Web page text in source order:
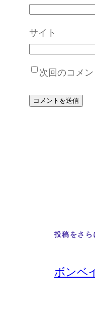
サイト
次回のコメ
投稿をさ
ボンベ